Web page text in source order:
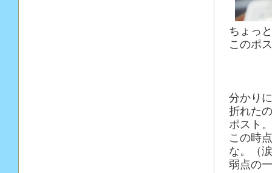
ちょっ
このポ
分かり
折れた
ポスト
この時
な。（
弱点の